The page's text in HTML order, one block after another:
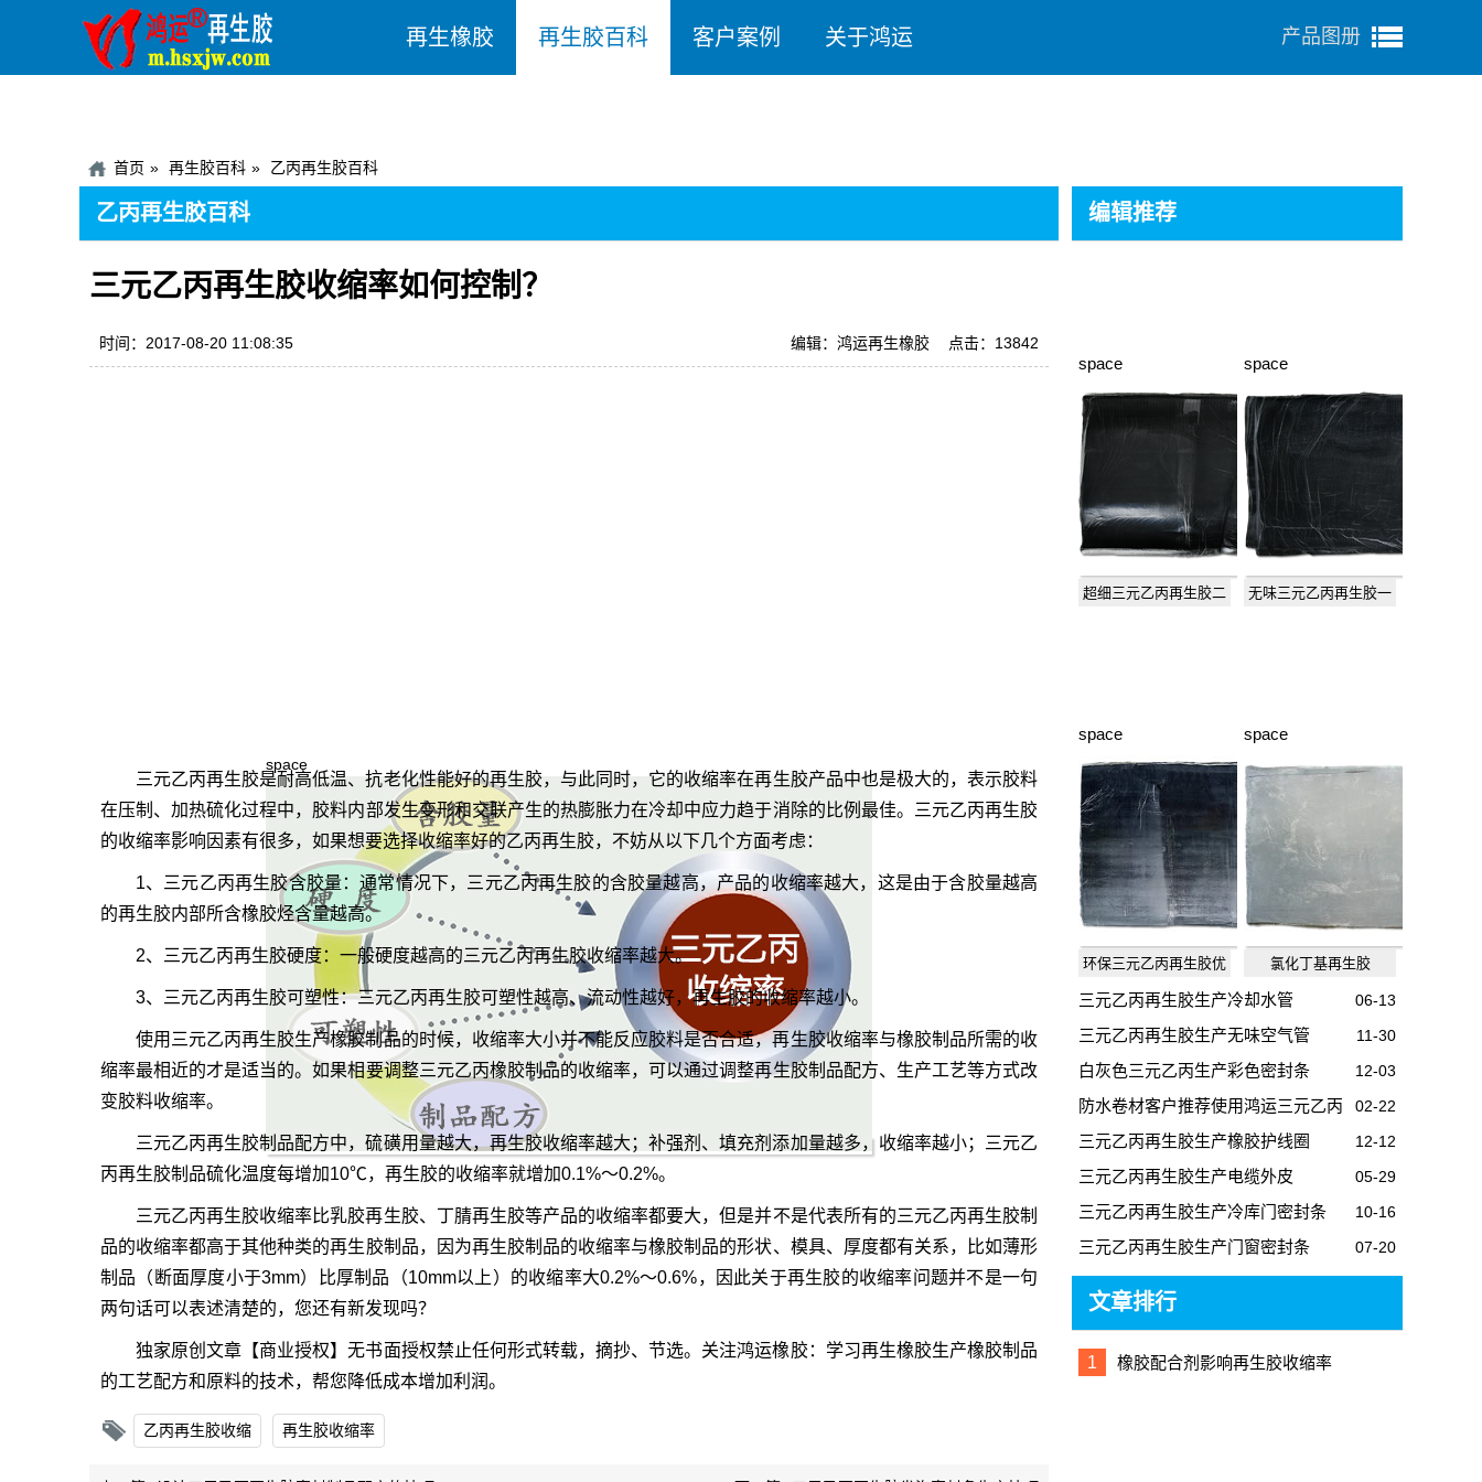
再生橡胶 再生胶百科 客户案例 关于鸿运 产品图册
首页 再生胶百科 乙丙再生胶百科
乙丙再生胶百科
三元乙丙再生胶收缩率如何控制？
时间：2017-08-20 11:08:35 点击：13842
编辑：鸿运再生橡胶
space
三元乙丙再生胶是耐高低温、抗老化性能好的再生胶，与此同时，它的收缩率在再生胶产品中也是极大的，表示胶料
在压制、加热硫化过程中，胶料内部发生变形和交联产生的热膨胀力在冷却中应力趋于消除的比例最佳。三元乙丙再生胶
的收缩率影响因素有很多，如果想要选择收缩率好的乙丙再生胶，不妨从以下几个方面考虑：
1、三元乙丙再生胶含胶量：通常情况下，三元乙丙再生胶的含胶量越高，产品的收缩率越大，这是由于含胶量越高
的再生胶内部所含橡胶烃含量越高。
2、三元乙丙再生胶硬度：一般硬度越高的三元乙丙再生胶收缩率越大。
3、三元乙丙再生胶可塑性：三元乙丙再生胶可塑性越高、流动性越好，再生胶的收缩率越小。
使用三元乙丙再生胶生产橡胶制品的时候，收缩率大小并不能反应胶料是否合适，再生胶收缩率与橡胶制品所需的收
缩率最相近的才是适当的。如果相要调整三元乙丙橡胶制品的收缩率，可以通过调整再生胶制品配方、生产工艺等方式改
变胶料收缩率。
三元乙丙再生胶制品配方中，硫磺用量越大，再生胶收缩率越大；补强剂、填充剂添加量越多，收缩率越小；三元乙
丙再生胶制品硫化温度每增加10℃，再生胶的收缩率就增加0.1%～0.2%。
三元乙丙再生胶收缩率比乳胶再生胶、 丁腈再生胶等产品的收缩率都要大，但是并不是代表所有的三元乙丙再生胶制
品的收缩率都高于其他种类的再生胶制品，因为再生胶制品的收缩率与橡胶制品的形状、模具、厚度都有关系，比如薄形
制品（断面厚度小于3mm）比厚制品（10mm以上）的收缩率大0.2%～0.6%，因此关于再生胶的收缩率问题并不是一句
两句话可以表述清楚的，您还有新发现吗？
独家原创文章【商业授权】无书面授权禁止任何形式转载，摘抄、节选。关注鸿运橡胶：学习再生橡胶生产橡胶制品
的工艺配方和原料的技术，帮您降低成本增加利润。
乙丙再生胶收缩 再生胶收缩率
编辑推荐
space
超细三元乙丙再生胶二
space
无味三元乙丙再生胶一
space
环保三元乙丙再生胶优
级
space
氯化丁基再生胶
06-13
三元乙丙再生胶生产冷却水管
11-30
三元乙丙再生胶生产无味空气管
12-03
白灰色三元乙丙生产彩色密封条
02-22
防水卷材客户推荐使用鸿运三元乙丙
再生胶
12-12
三元乙丙再生胶生产橡胶护线圈
05-29
三元乙丙再生胶生产电缆外皮
10-16
三元乙丙再生胶生产冷库门密封条
07-20
三元乙丙再生胶生产门窗密封条
文章排行
1 橡胶配合剂影响再生胶收缩率